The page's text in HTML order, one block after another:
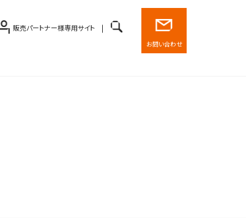
販売パートナー様専用サイト
お問い合わせ